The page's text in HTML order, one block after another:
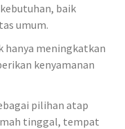
baik
umum.
hanya meningkatkan
kenyamanan
pilihan atap
tinggal, tempat